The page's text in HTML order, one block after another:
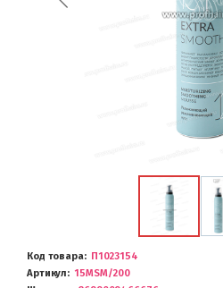
Код товара
П1023154
Артикул
15MSM/200